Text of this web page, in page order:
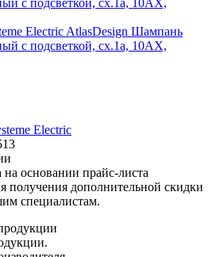
Electric
на основании прайс-листа
получения дополнительной скидки
специалистам.